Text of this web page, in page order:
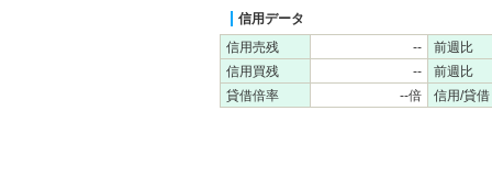
信用データ
信用売残
--
前週比
信用買残
--
前週比
貸借倍率
--倍 信用/貸借